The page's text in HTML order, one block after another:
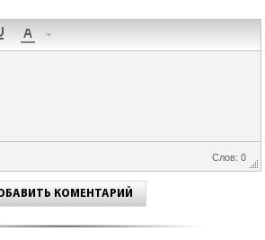
Слов: 0
КОМЕНТАРИЙ